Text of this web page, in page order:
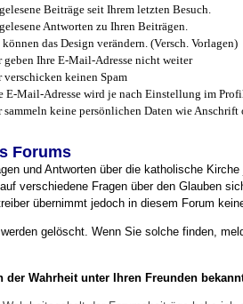
Beiträge seit Ihrem letzten Besuch.
Antworten zu Ihren Beiträgen.
können das Design verändern. (Versch. Vorlagen)
geben Ihre E-Mail-Adresse nicht weiter
verschicken keinen Spam
E-Mail-Adresse wird je nach Einstellung im
sammeln keine persönlichen Daten wie Anschrift
Forums
und Antworten über die katholische
verschiedene Fragen über den Glauben
übernimmt jedoch in diesem Forum
gelöscht. Wenn Sie solche finden,
der Wahrheit unter Ihren Freunden